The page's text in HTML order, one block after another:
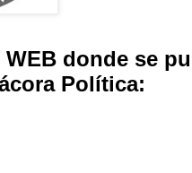
WEB donde se
Política: